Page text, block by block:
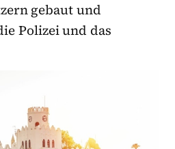
gebaut und
Polizei und das